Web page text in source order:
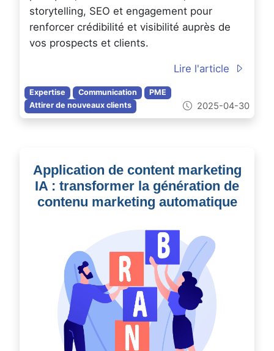
storytelling, SEO et engagement pour
renforcer crédibilité et visibilité auprès de
vos prospects et clients.
Lire l'article
Expertise Communication
PME
Attirer de nouveaux clients
2025-04-30
Application de content marketing
IA : transformer la génération de
contenu marketing automatique